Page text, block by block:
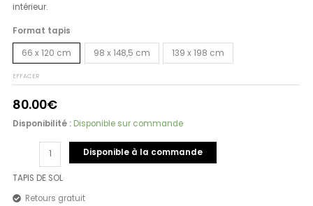
intérieur.
Format tapis
66 x 120 cm 98 x 148,5 cm 139 x 198 cm
EFFACER
80.00€
Disponibilité : Disponible sur commande
Disponible à la commande
TAPIS DE SOL
Retours gratuit